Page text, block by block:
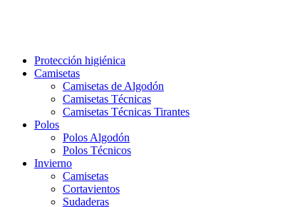
Protección higiénica
Camisetas
Camisetas de Algodón
Camisetas Técnicas
Camisetas Técnicas Tirantes
Polos
Polos Algodón
Polos Técnicos
Invierno
Camisetas
Cortavientos
Sudaderas